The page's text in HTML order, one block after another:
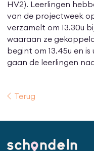
HV2). Leerlingen
van de projectweek
verzamelt om 13.30u
waaraan ze
begint om 13.45u en
gaan de leerlingen
Terug